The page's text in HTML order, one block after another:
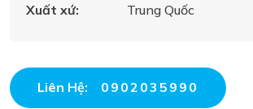
Xuất xứ:
Trung Quốc
Liên Hệ: 0902035990